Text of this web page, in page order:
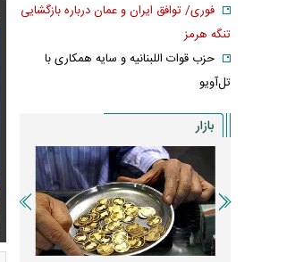
ورود عاصم منیر و شهباز شریف به کعبه
دیده‌نشده ظل‌السلطنه نوه ناصرالدین شاه در لباس دامادی
فوری/ توافق ایران و عمان درباره بازگشایی
تنگه هرمز
حزب قوات اللبنانیه و سایه همکاری با
تل‌آویو
بازار